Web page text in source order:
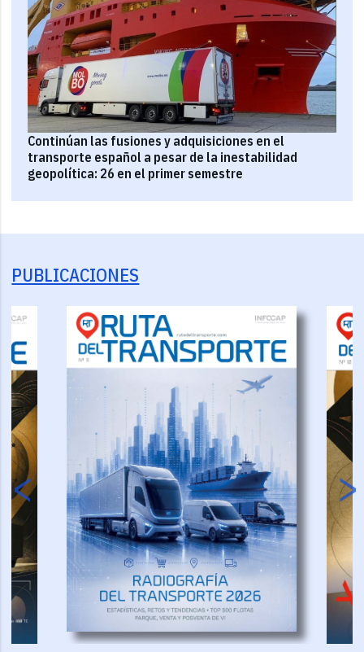
Continúan las fusiones y adquisiciones en el
transporte español a pesar de la inestabilidad
geopolítica: 26 en el primer semestre
PUBLICACIONES